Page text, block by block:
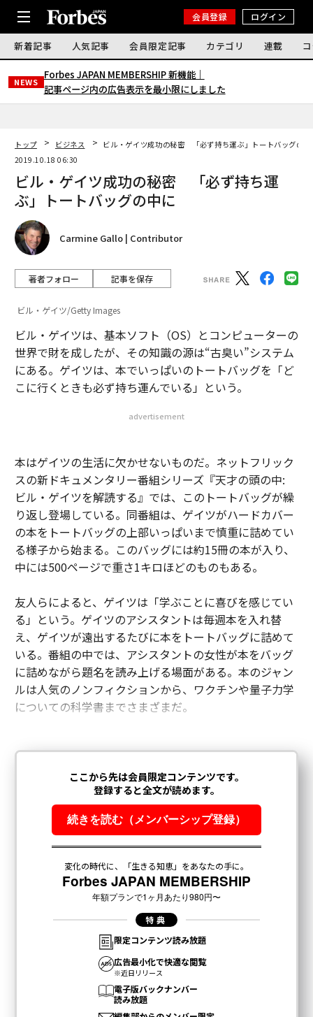
会員登録 ログイン
新着記事 人気記事 会員限定記事 カテゴリ 連載
NEWS
Forbes JAPAN MEMBERSHIP 新機能｜
記事ページ内の広告表示を最小限にしました
トップ ビジネス
ビル・ゲイツ成功の秘密 「必ず持ち運ぶ」トートバッグの中
2019.10.18 06:30
ビル・ゲイツ成功の秘密 「必ず持ち運
ぶ」トートバッグの中に
Carmine Gallo | Contributor
著者フォロー 記事を保存
ビル・ゲイツ/Getty Images
ビル・ゲイツは、基本ソフト（OS）とコンピューターの
世界で財を成したが、その知識の源は“古臭い”システム
にある。ゲイツは、本でいっぱいのトートバッグを「ど
こに行くときも必ず持ち運んでいる」という。
advertisement
本はゲイツの生活に欠かせないものだ。ネットフリック
スの新ドキュメンタリー番組シリーズ『天才の頭の中:
ビル・ゲイツを解読する』では、このトートバッグが繰
り返し登場している。同番組は、ゲイツがハードカバー
の本をトートバッグの上部いっぱいまで慎重に詰めてい
る様子から始まる。このバッグには約15冊の本が入り、
中には500ページで重さ1キロほどのものもある。
友人らによると、ゲイツは「学ぶことに喜びを感じてい
る」という。ゲイツのアシスタントは毎週本を入れ替
え、ゲイツが遠出するたびに本をトートバッグに詰めて
いる。番組の中では、アシスタントの女性が本をバッグ
に詰めながら題名を読み上げる場面がある。本のジャン
ルは人気のノンフィクションから、ワクチンや量子力学
についての科学書までさまざまだ。